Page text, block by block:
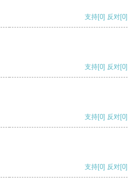
支持[0] 反对[0]
支持[0] 反对[0]
支持[0] 反对[0]
支持[0] 反对[0]